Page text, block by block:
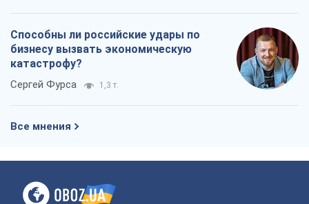
Способны ли российские удары по
бизнесу вызвать экономическую
катастрофу?
Сергей Фурса 1,3 т.
Все мнения